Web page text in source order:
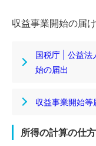
収益事業開始の届
国税庁 | 公益法
始の届出
収益事業開始等
所得の計算の仕方